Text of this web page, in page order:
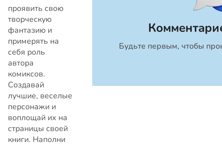
проявить свою
творческую
фантазию и
примерять на
себя роль
автора
комиксов.
Создавай
лучшие, веселые
персонажи и
воплощай их на
страницы своей
книги. Наполни
Будьте первым, чтобы
Закрыть